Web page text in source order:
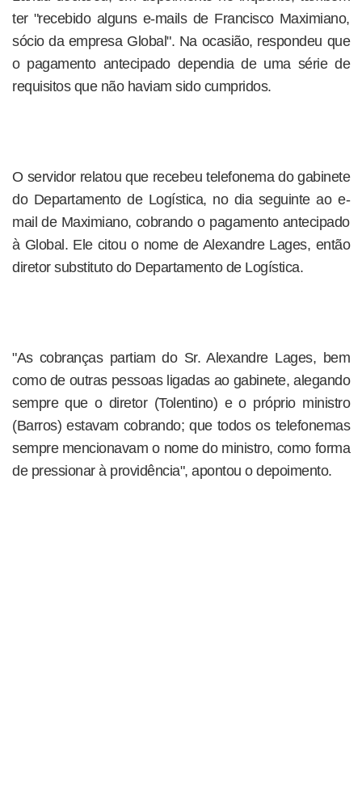
ter "recebido alguns e-mails de Francisco Maximiano,
sócio da empresa Global". Na ocasião, respondeu que
o pagamento antecipado dependia de uma série de
requisitos que não haviam sido cumpridos.
O servidor relatou que recebeu telefonema do gabinete
do Departamento de Logística, no dia seguinte ao e-
mail de Maximiano, cobrando o pagamento antecipado
à Global. Ele citou o nome de Alexandre Lages, então
diretor substituto do Departamento de Logística.
"As cobranças partiam do Sr. Alexandre Lages, bem
como de outras pessoas ligadas ao gabinete, alegando
sempre que o diretor (Tolentino) e o próprio ministro
(Barros) estavam cobrando; que todos os telefonemas
sempre mencionavam o nome do ministro, como forma
de pressionar à providência", apontou o depoimento.